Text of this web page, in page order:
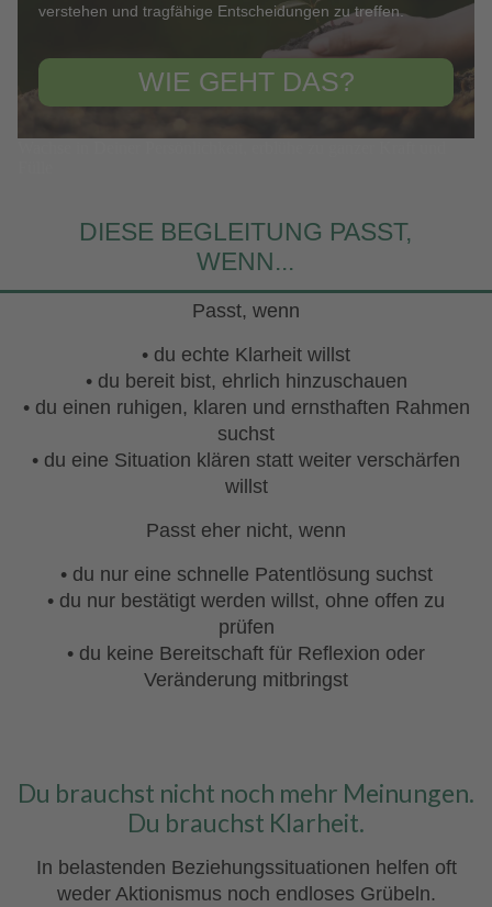
verstehen und tragfähige Entscheidungen zu treffen.
WIE GEHT DAS?
DIESE BEGLEITUNG PASST,
WENN...
Passt, wenn
• du echte Klarheit willst
• du bereit bist, ehrlich hinzuschauen
• du einen ruhigen, klaren und ernsthaften Rahmen
suchst
• du eine Situation klären statt weiter verschärfen
willst
Passt eher nicht, wenn
• du nur eine schnelle Patentlösung suchst
• du nur bestätigt werden willst, ohne offen zu
prüfen
• du keine Bereitschaft für Reflexion oder
Veränderung mitbringst
Du brauchst nicht noch mehr Meinungen.
Du brauchst Klarheit.
In belastenden Beziehungssituationen helfen oft
weder Aktionismus noch endloses Grübeln.